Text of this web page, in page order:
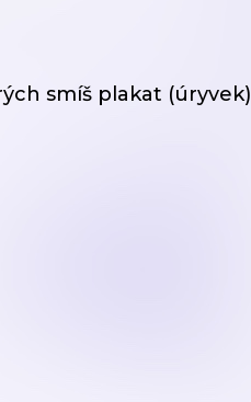
smíš plakat (úryvek)